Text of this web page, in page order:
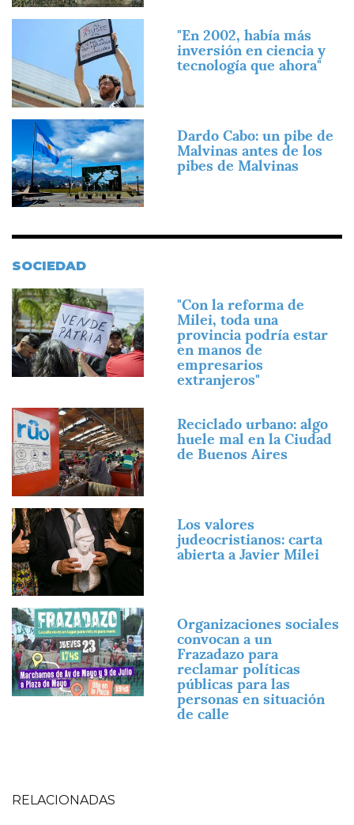
"En 2002, había más
inversión en ciencia y
tecnología que ahora"
Imagen
Dardo Cabo: un pibe de
Malvinas antes de los
pibes de Malvinas
SOCIEDAD
Imagen
"Con la reforma de
Milei, toda una
provincia podría estar
en manos de
empresarios
extranjeros"
Imagen
Reciclado urbano: algo
huele mal en la Ciudad
de Buenos Aires
Imagen
Los valores
judeocristianos: carta
abierta a Javier Milei
Imagen
Organizaciones sociales
convocan a un
Frazadazo para
reclamar políticas
públicas para las
personas en situación
de calle
RELACIONADAS